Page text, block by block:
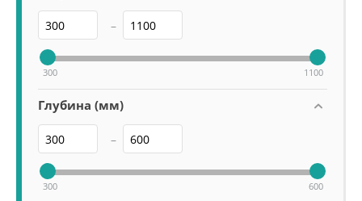
–
300 1100
Глубина (мм)
–
300 600